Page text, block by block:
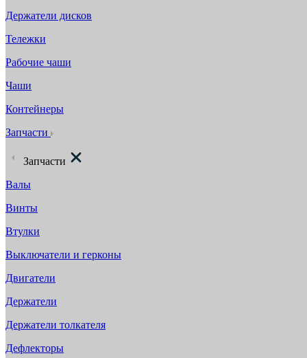
Держатели дисков
Тележки
Рабочие чаши
Чаши
Контейнеры
Запчасти
Запчасти
Валы
Винты
Втулки
Выключатели и герконы
Двигатели
Держатели
Держатели толкателя
Дефлекторы